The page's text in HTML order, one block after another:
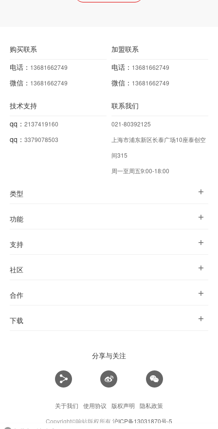
购买联系
电话： 13681662749
微信： 13681662749
加盟联系
电话： 13681662749
微信： 13681662749
技术支持
qq： 2137419160
qq： 3379078503
联系我们
021-80392125
上海市浦东新区长泰广场10座泰创空
间315
周一至周五9:00-18:00
类型
功能
支持
社区
合作
下载
分享与关注
关于我们 使用协议 版权声明
隐私政策
Copyright©响站版权所有沪ICP备13031870号-5